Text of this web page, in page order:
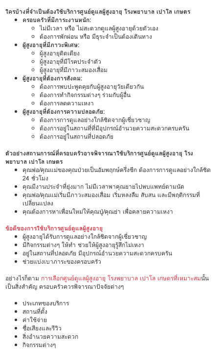
ใครบ้างที่จำเป็นต้องใช้บริการศูนย์ดูแลผู้สูงอายุ โรงพยาบาล เปาโล เกษตร
ครอบครัวที่มีภาระงานหนัก:
ไม่มีเวลา หรือ ไม่สะดวกดูแลผู้สูงอายุด้วยตัวเอง
ต้องการพักผ่อน หรือ มีธุระจำเป็นต้องเดินทาง
ผู้สูงอายุที่มีภาวะพิเศษ:
ผู้สูงอายุติดเตียง
ผู้สูงอายุที่มีโรคประจำตัว
ผู้สูงอายุที่มีภาวะสมองเสื่อม
ผู้สูงอายุที่ต้องการสังคม:
ต้องการพบปะพูดคุยกับผู้สูงอายุวัยเดียวกัน
ต้องการทำกิจกรรมต่างๆ ร่วมกับผู้อื่น
ต้องการลดความเหงา
ผู้สูงอายุที่ต้องการความปลอดภัย:
ต้องการการดูแลอย่างใกล้ชิดจากผู้เชี่ยวชาญ
ต้องการอยู่ในสถานที่ที่มีอุปกรณ์อำนวยความสะดวกครบครัน
ต้องการอยู่ในสถานที่ปลอดภัย
ตัวอย่างสถานการณ์ที่ครอบครัวอาจพิจารณาใช้บริการศูนย์ดูแลผู้สูงอายุ โรง
พยาบาล เปาโล เกษตร
คุณพ่อ/คุณแม่ของคุณป่วยเป็นอัมพฤกษ์ครึ่งซีก ต้องการการดูแลอย่างใกล้ชิด
24 ชั่วโมง
คุณมีงานประจำที่ยุ่งมาก ไม่มีเวลาพาคุณยายไปพบแพทย์ตามนัด
คุณพ่อ/คุณแม่เริ่มมีภาวะสมองเสื่อม เริ่มหลงลืม สับสน และมีพฤติกรรมที่
เปลี่ยนแปลง
คุณต้องการหาเพื่อนใหม่ให้คุณปู่/คุณย่า เพื่อคลายความเหงา
ข้อดีของการใช้บริการศูนย์ดูแลผู้สูงอายุ
ผู้สูงอายุได้รับการดูแลอย่างใกล้ชิดจากผู้เชี่ยวชาญ
มีกิจกรรมต่างๆ ให้ทำ ช่วยให้ผู้สูงอายุรู้สึกไม่เหงา
อยู่ในสถานที่ปลอดภัย มีอุปกรณ์อำนวยความสะดวกครบครัน
ช่วยแบ่งเบาภาระของครอบครัว
อย่างไรก็ตาม การเลือกศูนย์ดูแลผู้สูงอายุ โรงพยาบาล เปาโล เกษตรที่เหมาะสมนั้น
เป็นสิ่งสำคัญ ครอบครัวควรพิจารณาปัจจัยต่างๆ
ประเภทของบริการ
สถานที่ตั้ง
ค่าใช้จ่าย
ชื่อเสียงและรีวิว
สิ่งอำนวยความสะดวก
กิจกรรมต่างๆ